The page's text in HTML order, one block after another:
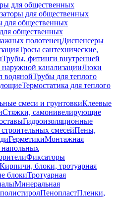
для общественных
для общественных
для общественных
общественных
полотенецДиспенсеры
Тросы сантехнические,
Трубы, фитинги внутренней
канализацииЛюки
водянойТрубы для теплого
Термостатика для теплого
смеси и грунтовкиКлеевые
Стяжки, самонивелирующие
Гидроизоляционные
смесейПены,
ГерметикиМонтажная
Фиксаторы
Кирпичи, блоки, тротуарная
блокиТротуарная
Минеральная
ПенопластПленки,